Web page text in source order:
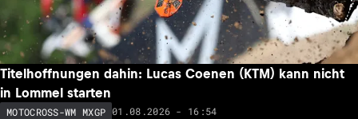
Titelhoffnungen dahin: Lucas Coenen (KTM) kann nicht
in Lommel starten
MOTOCROSS-WM MXGP 01.08.2026 - 16:54